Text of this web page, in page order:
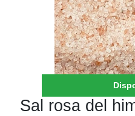
Sal rosa del